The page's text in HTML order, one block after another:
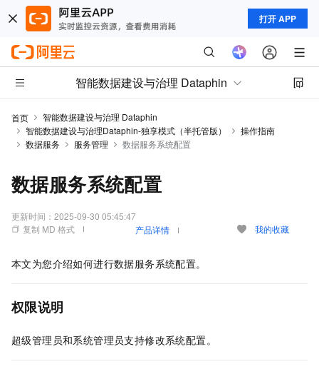
打开 APP
智能数据建设与治理 Dataphin
首页
智能数据建设与治理 Dataphin
智能数据建设与治理Dataphin-独享模式（半托管版）
操作指南
数据服务
服务管理 数据服务系统配置
数据服务系统配置
更新时间： 2025-09-30 05:45:47
复制 MD 格式
产品详情 我的收藏
本文为您介绍如何进行数据服务系统配置。
权限说明
超级管理员和系统管理员支持修改系统配置。